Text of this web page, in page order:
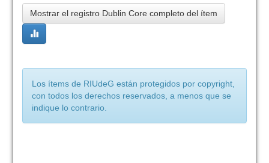
Mostrar el registro Dublin Core completo del ítem
Los ítems de RIUdeG están protegidos por copyright,
con todos los derechos reservados, a menos que se
indique lo contrario.